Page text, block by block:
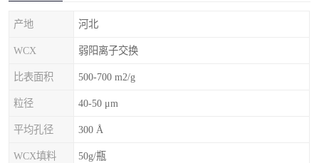
产地 河北
WCX 弱阳离子交换
比表面积 500-700 m2/g
粒径 40-50 μm
平均孔径 300 Å
WCX填料 50g/瓶